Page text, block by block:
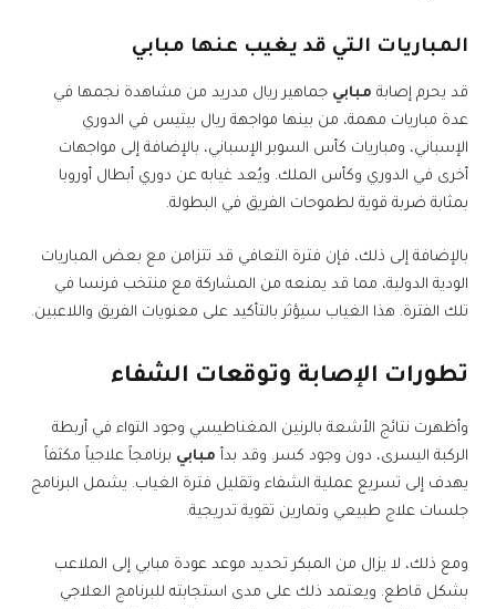
المباريات التي قد يغيب عنها مبابي
قد يحرم إصابة مبابي جماهير ريال مدريد من مشاهدة نجمها في
عدة مباريات مهمة، من بينها مواجهة ريال بيتيس في الدوري
الإسباني، ومباريات كأس السوبر الإسباني، بالإضافة إلى مواجهات
أخرى في الدوري وكأس الملك. ويُعد غيابه عن دوري أبطال أوروبا
بمثابة ضربة قوية لطموحات الفريق في البطولة.
بالإضافة إلى ذلك، فإن فترة التعافي قد تتزامن مع بعض المباريات
الودية الدولية، مما قد يمنعه من المشاركة مع منتخب فرنسا في
تلك الفترة. هذا الغياب سيؤثر بالتأكيد على معنويات الفريق واللاعبين.
تطورات الإصابة وتوقعات الشفاء
وأظهرت نتائج الأشعة بالرنين المغناطيسي وجود التواء في أربطة
الركبة اليسرى، دون وجود كسر. وقد بدأ مبابي برنامجاً علاجياً مكثفاً
يهدف إلى تسريع عملية الشفاء وتقليل فترة الغياب. يشمل البرنامج
جلسات علاج طبيعي وتمارين تقوية تدريجية.
ومع ذلك، لا يزال من المبكر تحديد موعد عودة مبابي إلى الملاعب
بشكل قاطع. ويعتمد ذلك على مدى استجابته للبرنامج العلاجي